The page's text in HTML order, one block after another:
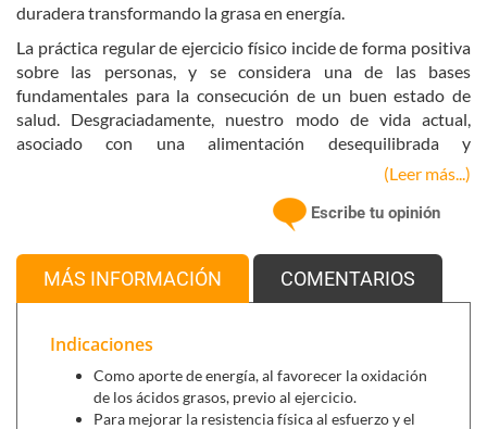
duradera transformando la grasa en energía.
La práctica regular de ejercicio físico incide de forma positiva
sobre las personas, y se considera una de las bases
fundamentales para la consecución de un buen estado de
salud. Desgraciadamente, nuestro modo de vida actual,
asociado con una alimentación desequilibrada y
empobrecida en nutrientes esenciales, hacen un poco más
difícil este desafío. En Novadiet en una gran apuesta por el
deporte y la salud, han creado una nueva Línea de Productos
que cubre la totalidad de las
necesidades nutricionales generadas por el ejercicio físico,
para poder disfrutar aún más del deporte sin lesiones y con
la energía que se los 365 días del año. Todos los productos
contienen ingredientes premium, basados en estudios
científicos, están adaptados a todo tipo de deportistas y no
contienen sustancias prohibidas ni dopantes.
(Leer más...)
Escribe tu opinión
MÁS INFORMACIÓN COMENTARIOS
Indicaciones
Como aporte de energía, al favorecer la oxidación
de los ácidos grasos, previo al ejercicio.
Para mejorar la resistencia física al esfuerzo y el